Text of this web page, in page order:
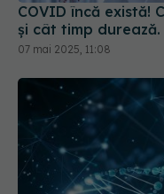
COVID încă există!
și cât timp
07 mai 2025, 11:08